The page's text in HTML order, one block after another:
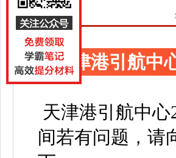
天津港引航中
天津港引航中
间若有问题，请